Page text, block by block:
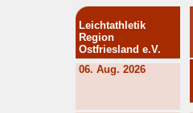
Leichtathletik
Region
Ostfriesland e.V.
06. Aug. 2026